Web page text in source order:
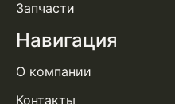
Запчасти
Навигация
О компании
Контакты